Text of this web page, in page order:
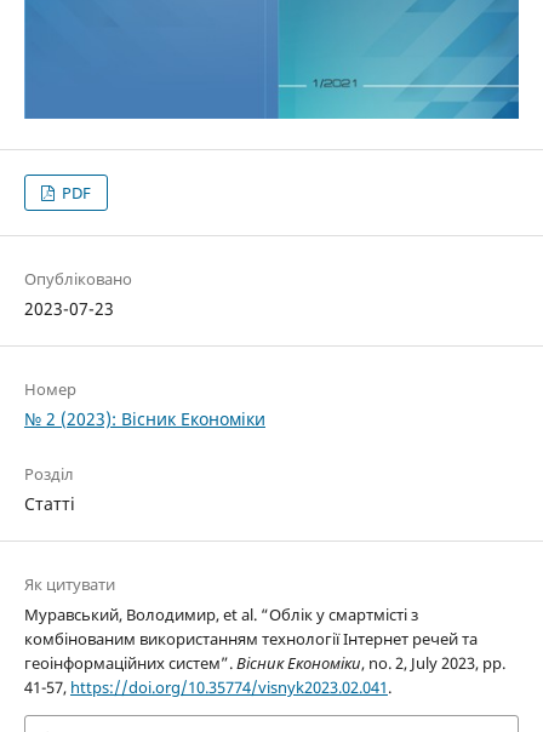
PDF
Опубліковано
2023-07-23
Номер
№ 2 (2023): Вісник Економіки
Розділ
Статті
Як цитувати
Муравський, Володимир, et al. “Облік у смартмісті з
комбінованим використанням технології Інтернет речей та
геоінформаційних систем”.Вісник Економіки, no. 2, July 2023, pp.
41-57, https://doi.org/10.35774/visnyk2023.02.041.